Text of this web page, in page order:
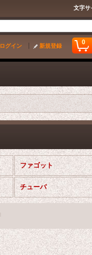
文字サ
0
ログイン 新規登録
ファゴット
チューバ